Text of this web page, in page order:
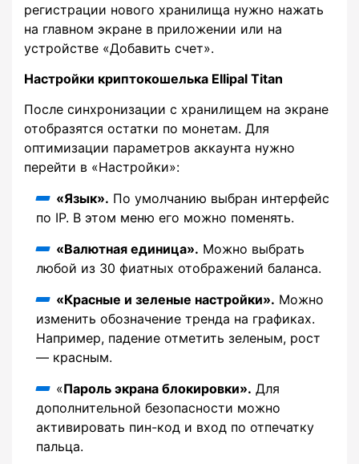
регистрации нового хранилища нужно нажать
на главном экране в приложении или на
устройстве «Добавить счет».
Настройки криптокошелька Ellipal Titan
После синхронизации с хранилищем на экране
отобразятся остатки по монетам. Для
оптимизации параметров аккаунта нужно
перейти в «Настройки»:
«Язык». По умолчанию выбран интерфейс
по IP. В этом меню его можно поменять.
«Валютная единица». Можно выбрать
любой из 30 фиатных отображений баланса.
«Красные и зеленые настройки». Можно
изменить обозначение тренда на графиках.
Например, падение отметить зеленым, рост
— красным.
«Пароль экрана блокировки». Для
дополнительной безопасности можно
активировать пин-код и вход по отпечатку
пальца.